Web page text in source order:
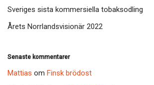
Sveriges sista kommersiella tobaksodling
Årets Norrlandsvisionär 2022
Senaste kommentarer
Mattias om Finsk brödost